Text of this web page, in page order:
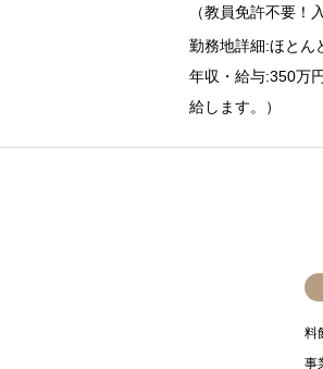
（教員免許不要！
勤務地詳細:ほとん
年収・給与:350万
給します。）
料
事